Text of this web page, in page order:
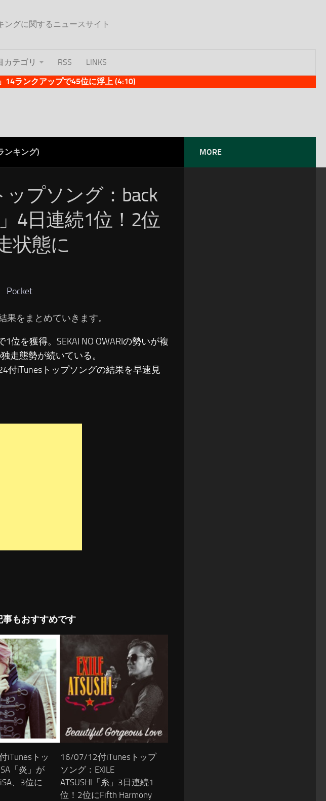
ングに関するニュースサイト
カテゴリ RSS
LINKS
14ランクアップで45位に浮上 (4:10)
ンキング)
ップソング：back
4日連続1位！2位
状態に
Pocket
果をまとめていきます。
位を獲得。SEKAI NO OWARIの勢いが複
走態勢が続いている。
付iTunesトップソングの結果を早速見
もおすすめです
iTunesトッ
「炎」が
、3位に
16/07/12付iTunesトップ
ソング：EXILE
ATSUSHI「糸」3日連続1
位！2位にFifth Harmony
MORE